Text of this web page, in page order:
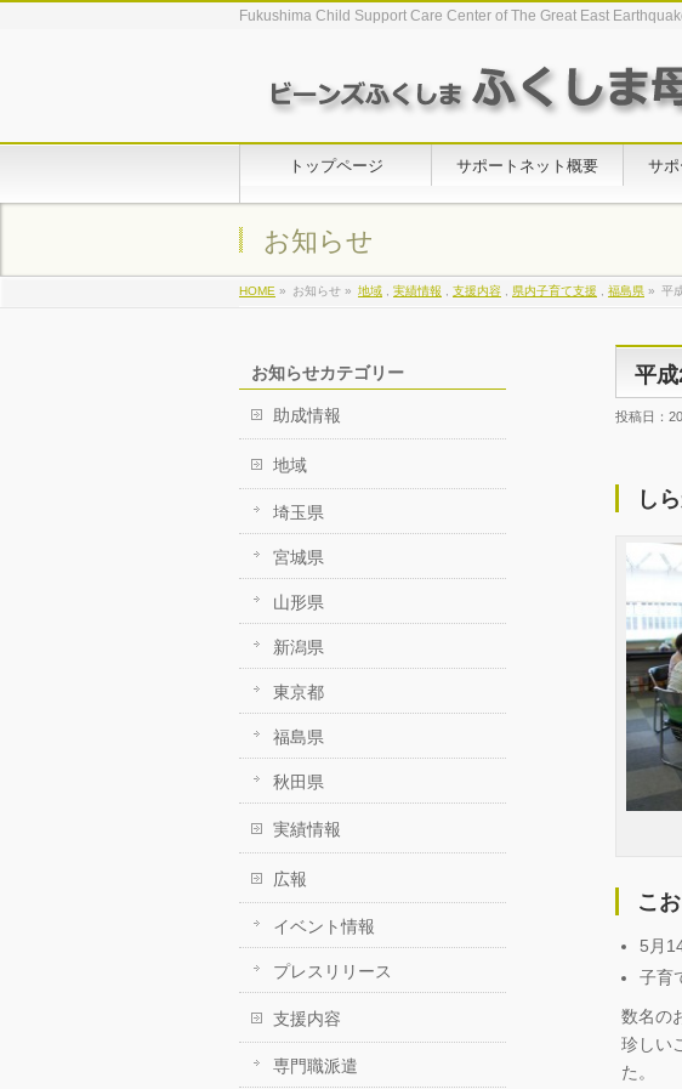
Fukushima Child Support Care Center of The Great East
トップページ サポートネット概要
サ
お知らせ
HOME » お知らせ » 地域 実績情報 支援内容 県内子育て支援 福島県 » 平
平
投稿日：
し
こ
5月
子育
数名の
珍しい
た。
お知らせカテゴリー
助成情報
地域
埼玉県
宮城県
山形県
新潟県
東京都
福島県
秋田県
実績情報
広報
イベント情報
プレスリリース
支援内容
専門職派遣